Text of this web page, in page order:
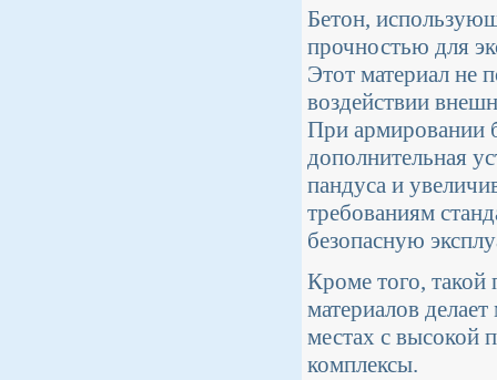
Бетон,
прочностью для
Этот материал не
воздействии
При армировании
дополнительная
пандуса и
требованиям
безопасную
Кроме того,
материалов
местах с высокой
комплексы.